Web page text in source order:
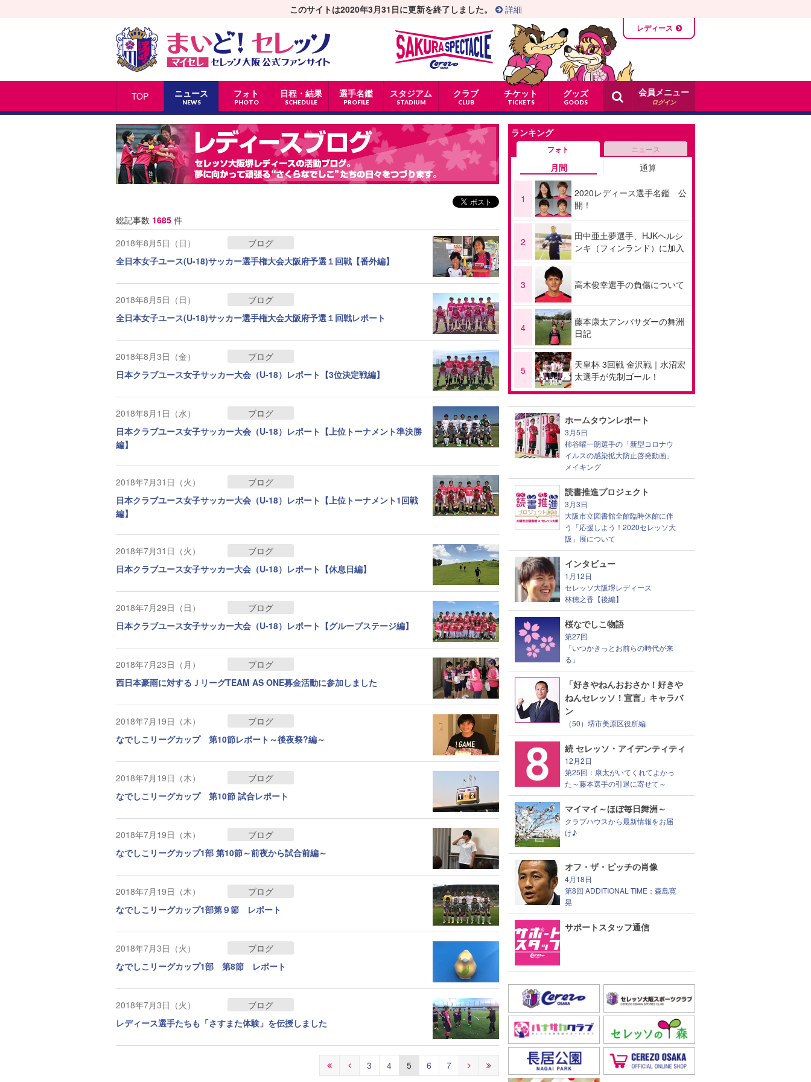
TOP ニュース
NEWS
フォト
PHOTO
日程・結果
SCHEDULE
選手名鑑
PROFILE
スタジアム
STADIUM
クラブ
CLUB
チケット
TICKETS
グッズ
GOODS
このサイトは2020年3月31日に更新を終了しました。 詳細
レディース
会員メニュー
ログイン
総記事数 1685 件
全日本女子ユース(U-18)サッカー選手権大会大阪府予選１回戦【番外編】
2018年8月5日（日） ブログ
全日本女子ユース(U-18)サッカー選手権大会大阪府予選１回戦レポート
2018年8月5日（日） ブログ
日本クラブユース女子サッカー大会（U-18）レポート【3位決定戦編】
2018年8月3日（金） ブログ
日本クラブユース女子サッカー大会（U-18）レポート【上位トーナメント準決勝
編】
2018年8月1日（水） ブログ
日本クラブユース女子サッカー大会（U-18）レポート【上位トーナメント1回戦
編】
2018年7月31日（火） ブログ
日本クラブユース女子サッカー大会（U-18）レポート【休息日編】
2018年7月31日（火） ブログ
日本クラブユース女子サッカー大会（U-18）レポート【グループステージ編】
2018年7月29日（日） ブログ
西日本豪雨に対するＪリーグTEAM AS ONE募金活動に参加しました
2018年7月23日（月） ブログ
なでしこリーグカップ 第10節レポート～後夜祭?編～
2018年7月19日（木） ブログ
なでしこリーグカップ 第10節 試合レポート
2018年7月19日（木） ブログ
なでしこリーグカップ1部 第10節～前夜から試合前編～
2018年7月19日（木） ブログ
なでしこリーグカップ1部第９節 レポート
2018年7月19日（木） ブログ
なでしこリーグカップ1部 第8節 レポート
2018年7月3日（火） ブログ
レディース選手たちも「さすまた体験」を伝授しました
2018年7月3日（火） ブログ
3 4 5 6 7
ランキング
フォト ニュース
月間 通算
1
2020レディース選手名鑑 公
開！
2
田中亜土夢選手、HJKヘルシ
ンキ（フィンランド）に加入
3 高木俊幸選手の負傷について
4
藤本康太アンバサダーの舞洲
日記
5
天皇杯 3回戦 金沢戦｜水沼宏
太選手が先制ゴール！
ホームタウンレポート
3月5日
柿谷曜一朗選手の「新型コロナウ
イルスの感染拡大防止啓発動画」
メイキング
読書推進プロジェクト
3月3日
大阪市立図書館全館臨時休館に伴
う「応援しよう！2020セレッソ大
阪」展について
インタビュー
1月12日
セレッソ大阪堺レディース
林穂之香【後編】
桜なでしこ物語
第27回
「いつかきっとお前らの時代が来
る」
「好きやねんおおさか！好きや
ねんセレッソ！宣言」キャラバ
ン
（50）堺市美原区役所編
続 セレッソ・アイデンティティ
12月2日
第25回：康太がいてくれてよかっ
た～藤本選手の引退に寄せて～
マイマイ～ほぼ毎日舞洲～
クラブハウスから最新情報をお届
け♪
オフ・ザ・ピッチの肖像
4月18日
第8回 ADDITIONAL TIME：森島寛
晃
サポートスタッフ通信